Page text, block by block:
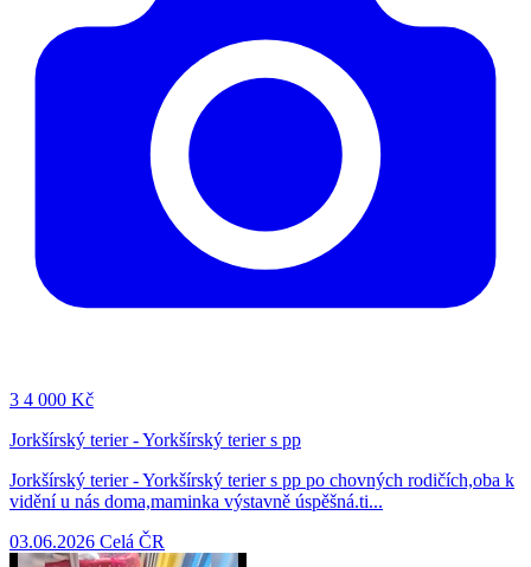
3 4 000 Kč
Jorkšírský terier - Yorkšírský terier s pp
Jorkšírský terier - Yorkšírský terier s pp po chovných rodičích,oba k
vidění u nás doma,maminka výstavně úspěšná.ti...
03.06.2026 Celá ČR